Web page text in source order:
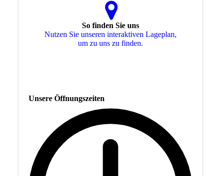
So finden Sie uns
Nutzen Sie unseren interaktiven La­ge­plan,
um zu uns zu finden.
Unsere Öffnungszeiten